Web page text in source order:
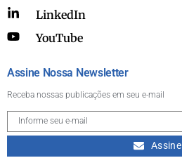
LinkedIn
YouTube
Assine Nossa Newsletter
Receba nossas publicações em seu e-mail
Assine